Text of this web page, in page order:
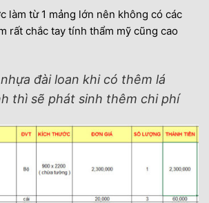
làm từ 1 mảng lớn nên không có các
rất chắc tay tính thẩm mỹ cũng cao
đài loan khi có thêm lá
thì sẽ phát sinh thêm chi phí